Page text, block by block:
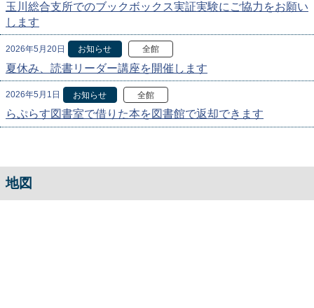
玉川総合支所でのブックボックス実証実験にご協力をお願い
します
2026年5月20日 お知らせ 全館
夏休み、読書リーダー講座を開催します
2026年5月1日 お知らせ 全館
らぷらす図書室で借りた本を図書館で返却できます
地図